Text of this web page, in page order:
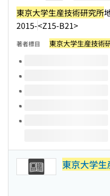
東京大学生産技術研究所
2015-<Z15-B21>
著者標目 東京大学生産技術
このタイトルの巻号
東京大学